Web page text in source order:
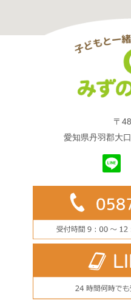
〒
愛知県丹羽郡大